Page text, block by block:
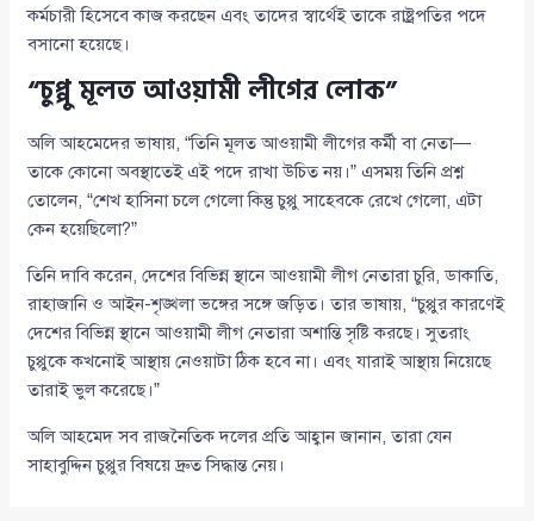
কর্মচারী হিসেবে কাজ করছেন এবং তাদের স্বার্থেই তাকে রাষ্ট্রপতির পদে
বসানো হয়েছে।
“চুপ্পু মূলত আওয়ামী লীগের লোক”
অলি আহমেদের ভাষায়, “তিনি মূলত আওয়ামী লীগের কর্মী বা নেতা—
তাকে কোনো অবস্থাতেই এই পদে রাখা উচিত নয়।” এসময় তিনি প্রশ্ন
তোলেন, “শেখ হাসিনা চলে গেলো কিন্তু চুপ্পু সাহেবকে রেখে গেলো, এটা
কেন হয়েছিলো?”
তিনি দাবি করেন, দেশের বিভিন্ন স্থানে আওয়ামী লীগ নেতারা চুরি, ডাকাতি,
রাহাজানি ও আইন-শৃঙ্খলা ভঙ্গের সঙ্গে জড়িত। তার ভাষায়, “চুপ্পুর কারণেই
দেশের বিভিন্ন স্থানে আওয়ামী লীগ নেতারা অশান্তি সৃষ্টি করছে। সুতরাং
চুপ্পুকে কখনোই আস্থায় নেওয়াটা ঠিক হবে না। এবং যারাই আস্থায় নিয়েছে
তারাই ভুল করেছে।”
অলি আহমেদ সব রাজনৈতিক দলের প্রতি আহ্বান জানান, তারা যেন
সাহাবুদ্দিন চুপ্পুর বিষয়ে দ্রুত সিদ্ধান্ত নেয়।